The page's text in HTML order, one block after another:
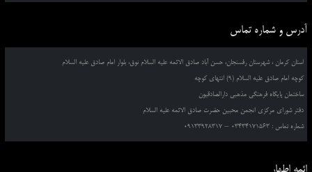
آدرس و شماره تماس
استان کرمان ، شهرستان رفسنجان، حسن آباد صادق الائمه علیه السلام نوق، بلوار امام صادق علیه السلام
کوچه امام صادق علیه السلام (9) انتهای کوچه
ساختمان پایگاه فرهنگی مذهبی دارالصادقیون
دفتر شورای مرکزی انجمن محبین حضرت صادق الائمه علیه السلام
شماره تماس : 03434171563 – 09133928317